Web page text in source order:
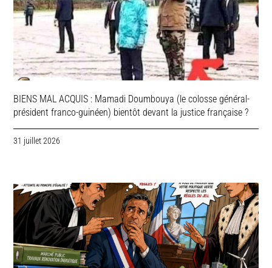
BIENS MAL ACQUIS : Mamadi Doumbouya (le colosse général-
président franco-guinéen) bientôt devant la justice française ?
31 juillet 2026